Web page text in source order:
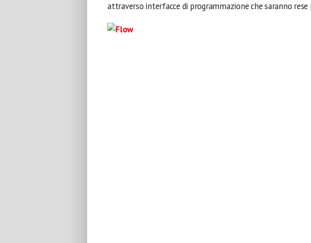
attraverso interfacce di programmazione che saranno rese